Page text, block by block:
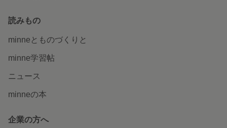
読みもの
minneとものづくりと
minne学習帖
ニュース
minneの本
企業の方へ